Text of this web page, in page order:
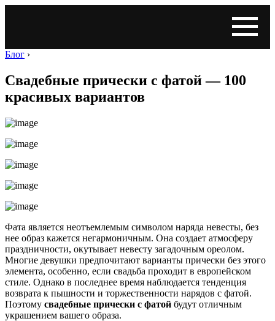
Блог ›
Свадебные прически с фатой — 100
красивых вариантов
Фата является неотъемлемым символом наряда невесты, без
нее образ кажется негармоничным. Она создает атмосферу
праздничности, окутывает невесту загадочным ореолом.
Многие девушки предпочитают варианты прически без этого
элемента, особенно, если свадьба проходит в европейском
стиле. Однако в последнее время наблюдается тенденция
возврата к пышности и торжественности нарядов с фатой.
Поэтому свадебные прически с фатой будут отличным
украшением вашего образа.